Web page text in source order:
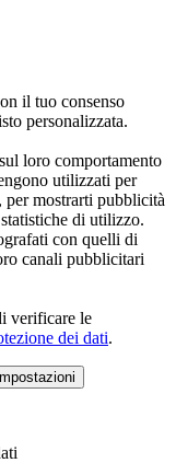
il tuo consenso
personalizzata.
loro comportamento
utilizzati per
mostrarti pubblicità
di utilizzo.
con quelli di
canali pubblicitari
verificare le
dei dati.